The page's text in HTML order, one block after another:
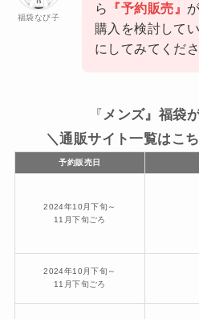
福袋なび子
ら
『予約販売』
購入を検討して
にしてみてくだ
『 メンズ』福袋
＼通販サイト一覧はこ
予約販売日
2024年10月下旬～
11月下旬ごろ
2024年10月下旬～
11月下旬ごろ